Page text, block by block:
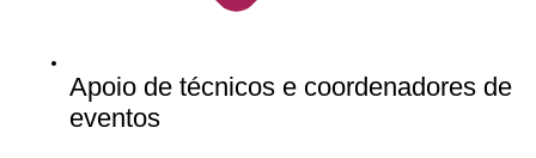
Apoio de técnicos e coordenadores de
eventos